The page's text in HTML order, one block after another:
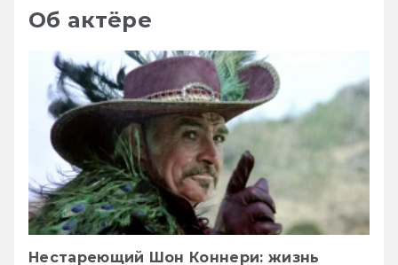
Об актёре
Нестареющий Шон Коннери: жизнь